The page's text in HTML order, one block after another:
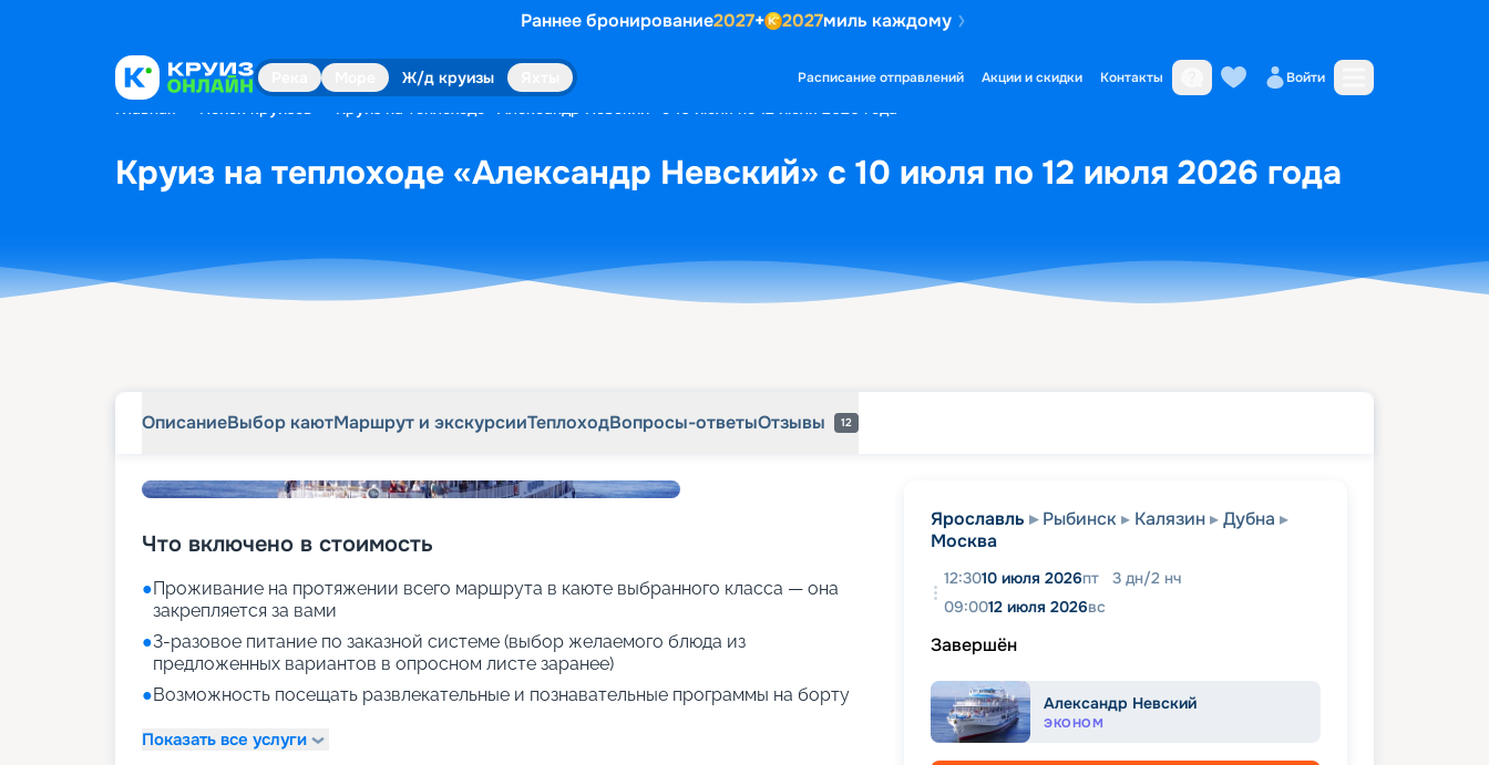
Раннее бронирование2027+ 2027миль каждому
Ж/д круизы Расписание отправлений Акции и скидки Контакты Войти
Главная Поиск круизов Круиз на теплоходе «Александр Невский» с 10 июля по 12 июля 2026 года
Круиз на теплоходе «Александр Невский» с 10 июля по 12 июля 2026 года
ОписаниеВыбор каютМаршрут и экскурсииТеплоходВопросы-ответыОтзывы 12
Что включено в стоимость
●Проживание на протяжении всего маршрута в каюте выбранного класса — она
закрепляется за вами
●3-разовое питание по заказной системе (выбор желаемого блюда из
предложенных вариантов в опросном листе заранее)
●Возможность посещать развлекательные и познавательные программы на борту
Показать все услуги
Ярославль Рыбинск Калязин
Дубна
Москва
12:3010 июля 2026пт 3 дн/2 нч
09:0012 июля 2026вс
Завершён
Александр Невский
ЭКОНОМ